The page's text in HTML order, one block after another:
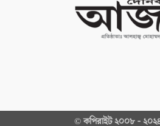
© কপিরাইট ২০০৮ -